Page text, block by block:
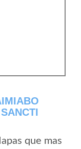
que mas